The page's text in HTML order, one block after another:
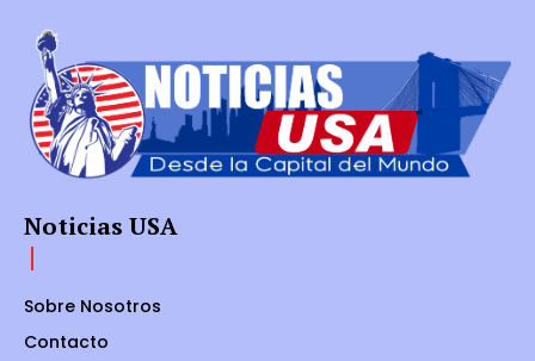
Noticias USA
Sobre Nosotros
Contacto